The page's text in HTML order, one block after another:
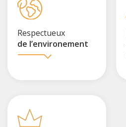
Respectueux
de l’environement